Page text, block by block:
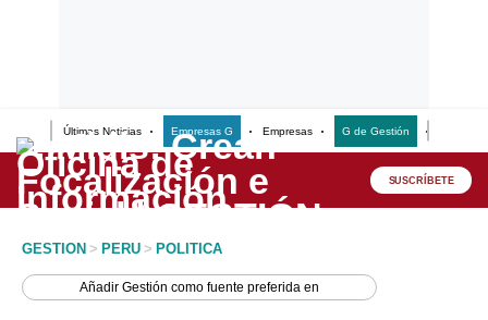
Últimas Noticias Empresas G Empresas G de Gestión
Lo último
Peru Quiosco SUSCRÍBETE
GESTION > PERU > POLITICA
AñadirGestión como fuente preferida en